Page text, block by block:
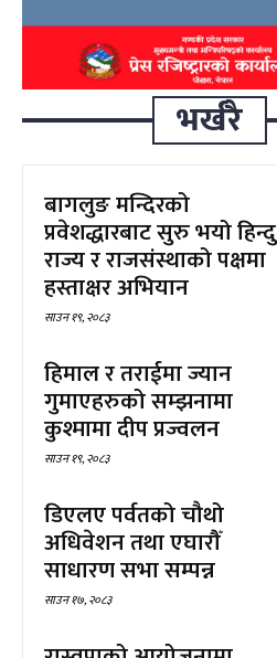
भर्खरै
बागलुङ मन्दिरको
प्रवेशद्धारबाट सुरु भयो हिन्दु
राज्य र राजसंस्थाको पक्षमा
हस्ताक्षर अभियान
साउन १९, २०८३
हिमाल र तराईमा ज्यान
गुमाएहरुको सम्झनामा
कुश्मामा दीप प्रज्वलन
साउन १९, २०८३
डिएलए पर्वतको चौथो
अधिवेशन तथा एघारौँ
साधारण सभा सम्पन्न
साउन १७, २०८३